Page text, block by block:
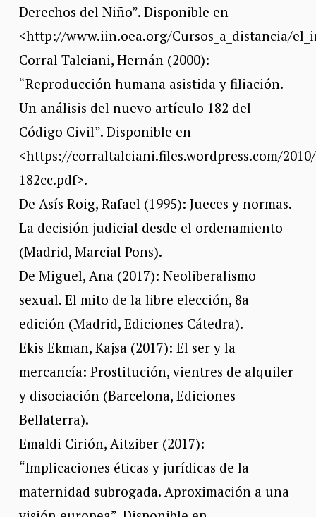
Derechos del Niño”. Disponible en
<http://www.iin.oea.org/Cursos_a_distancia/
Corral Talciani, Hernán (2000):
“Reproducción humana asistida y filiación.
Un análisis del nuevo artículo 182 del
Código Civil”. Disponible en
<https://corraltalciani.files.wordpress.com/
182cc.pdf>.
De Asís Roig, Rafael (1995): Jueces y normas.
La decisión judicial desde el ordenamiento
(Madrid, Marcial Pons).
De Miguel, Ana (2017): Neoliberalismo
sexual. El mito de la libre elección, 8a
edición (Madrid, Ediciones Cátedra).
Ekis Ekman, Kajsa (2017): El ser y la
mercancía: Prostitución, vientres de alquiler
y disociación (Barcelona, Ediciones
Bellaterra).
Emaldi Cirión, Aitziber (2017):
“Implicaciones éticas y jurídicas de la
maternidad subrogada. Aproximación a una